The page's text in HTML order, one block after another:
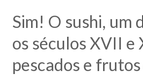
Sim! O sushi, um
os séculos XVII e
pescados e